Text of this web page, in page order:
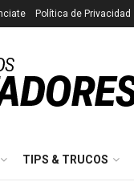
Política de Privacidad
TIPS & TRUCOS